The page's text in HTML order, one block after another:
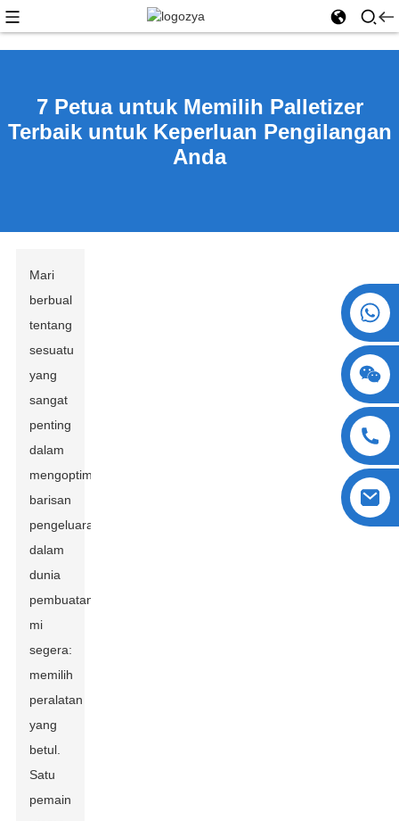
7 Petua untuk Memilih Palletizer
Terbaik untuk Keperluan Pengilangan
Anda
Mari
berbual
tentang
sesuatu
yang
sangat
penting
dalam
mengoptimumkan
barisan
pengeluaran
dalam
dunia
pembuatan
mi
segera:
memilih
peralatan
yang
betul.
Satu
pemain